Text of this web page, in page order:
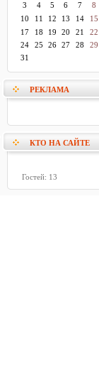
3
4 5 6 7 8
10
11 12 13 14 15
17
18 19 20 21 22
24
25 26 27 28 29
31
РЕКЛАМА
КТО НА САЙТЕ
Гостей: 13